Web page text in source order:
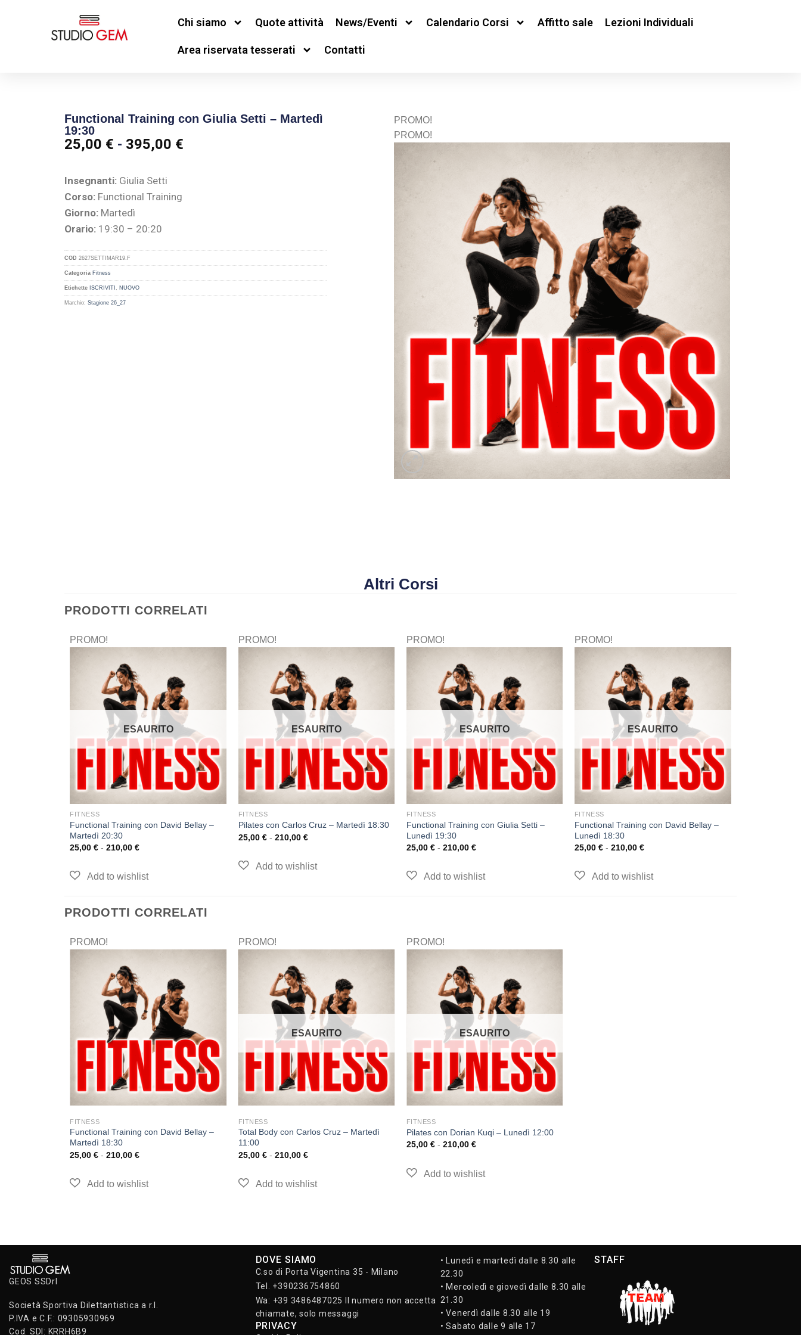
Chi siamo Quote attività News/Eventi Calendario Corsi Affitto sale Lezioni Individuali
Area riservata tesserati Contatti
Functional Training con Giulia Setti – Martedì
19:30
25,00 € - 395,00 €
Insegnanti:Giulia Setti
Corso:Functional Training
Giorno:Martedì
Orario:19:30 – 20:20
COD 2627SETTIMAR19.F
Categoria Fitness
Etichette ISCRIVITI , NUOVO
Marchio: Stagione 26_27
PROMO!
PROMO!
Altri Corsi
PRODOTTI CORRELATI
PROMO!
ESAURITO
FITNESS
Functional Training con David Bellay –
Martedì 20:30
25,00€ - 210,00€
PROMO!
ESAURITO
FITNESS
Pilates con Carlos Cruz – Martedì 18:30
25,00 € - 210,00 €
PROMO!
ESAURITO
FITNESS
Functional Training con Giulia Setti –
Lunedì 19:30
25,00 € - 210,00 €
PROMO!
ESAURITO
FITNESS
Functional Training con David Bellay –
Lunedì 18:30
25,00 € - 210,00 €
PRODOTTI CORRELATI
PROMO!
FITNESS
Functional Training con David Bellay –
Martedì 18:30
25,00€ - 210,00€
PROMO!
ESAURITO
FITNESS
Total Body con Carlos Cruz – Martedì
11:00
25,00 € - 210,00 €
PROMO!
ESAURITO
FITNESS
Pilates con Dorian Kuqi – Lunedì 12:00
25,00 € - 210,00 €
GEOS SSDrl
Società Sportiva Dilettantistica a r.l.
P.IVA e C.F.: 09305930969
Cod. SDI: KRRH6B9
DOVE SIAMO
C.so di Porta Vigentina 35 - Milano
Tel. +390236754860
Wa: +39 3486487025 Il numero non accetta
chiamate, solo messaggi
PRIVACY
• Lunedì e martedì dalle 8.30 alle
22.30
• Mercoledì e giovedì dalle 8.30 alle
21.30
• Venerdì dalle 8.30 alle 19
• Sabato dalle 9 alle 17
STAFF